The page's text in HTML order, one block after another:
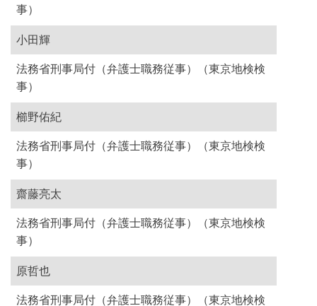
事）
小田輝
法務省刑事局付（弁護士職務従事）（東京地検検
事）
櫛野佑紀
法務省刑事局付（弁護士職務従事）（東京地検検
事）
齋藤亮太
法務省刑事局付（弁護士職務従事）（東京地検検
事）
原哲也
法務省刑事局付（弁護士職務従事）（東京地検検